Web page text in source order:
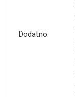
Dodatno: